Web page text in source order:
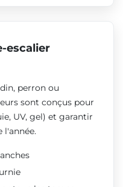
escalier
perron ou
sont conçus pour
UV, gel) et garantir
l'année.